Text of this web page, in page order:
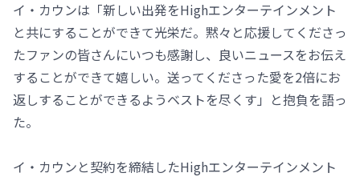
イ・カウンは「新しい出発をHighエンターテインメント
と共にすることができて光栄だ。黙々と応援してくださっ
たファンの皆さんにいつも感謝し、良いニュースをお伝え
することができて嬉しい。送ってくださった愛を2倍にお
返しすることができるようベストを尽くす」と抱負を語っ
た。
イ・カウンと契約を締結したHighエンターテインメント